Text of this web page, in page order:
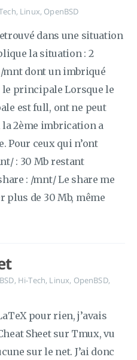
, Linux, OpenBSD
dans une situation
la situation : 2
mnt dont un imbriqué
le principale Lorsque le
est full, ont ne peut
2ème imbrication a
Pour ceux qui n’ont
: 30 Mb restant
: /mnt/ Le share me
plus de 30 Mb, même
, Hi-Tech, Linux, OpenBSD,
pour rien, j’avais
Sheet sur Tmux, vu
sur le net. J’ai donc